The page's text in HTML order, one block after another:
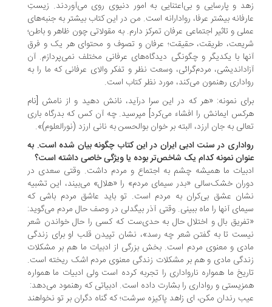
و پارسایی و بی‌اعتنایی به امور دنیوی روی می‌آوردند. زیستِ
بیشتر عرفا، روادارانه است. من در این کتاب بیشتر به جنبه‌های
و تاثیر اجتماعی عرفان تمرکز دارم. به مقولاتی چون ظاهر و باطن؛
طریقت، حقیقت؛ عرفان و تصوف و محتوای هر یک و فرق
با یکدیگر و چگونگی دیدگاه‌های عرفانی مختلف نمی‌پردازم. آن
مردم‌گرائی، وسعت نظر و تفکر والای عرفانی که ما را به
رهنمون می‌کند، مورد نظر کتاب است.
نمونه: «هر كه در این سرا درآید، نانش دهید و از نامش [نام
ایمانش را افشاء می‌کرد] مپرسید. چه آن كس كه بدرگاه باری
به جان ارزد، البته بر خوان بوالحسن به نانی ارزد (نورالعلوم)».
در سنت ادبی ایران در این کتاب چگونه بیان شده است. به
نمونه کدام یک شاخص‌تر بوده یا ویژگی خاصی داشته است؟
ما همیشه چشم به اجتماع و مردم داشت. وقتی سعدی در
خشک‌سالی «بدر سیمای مردم» را «هلال» می‌بیند، این تشبیه
عشق بی‌کران به مردم است. تو باید عاشق مردم باشی که
آنها را ماه ببینی. وقتی آذر بیگدلی در وصف حال مردم می‌گوید:
بال و اختلال حال به حدی‌ست كه كسی را حال خواندن شعر
تا به گفتن شعر چه رسد»، نشان تپیدن قلب او برای زندگی
و معنوی مردم است. بخش بزرگی از ادبیات ما هم بر مشکلات
مادی و هم بر مشکلات زندگی معنوی مردم اشک ریخته است.
ما همواره نارواداری را تجربه كرده است ولی ادبیات ما همواره
و رواداری را بشارت داده است. ادبیاتی که رهنمود می‌دهد:
رندان مكن، ای زاهد پاكیزه سرشت؛ كه گناه دگران بر تو نخواهند